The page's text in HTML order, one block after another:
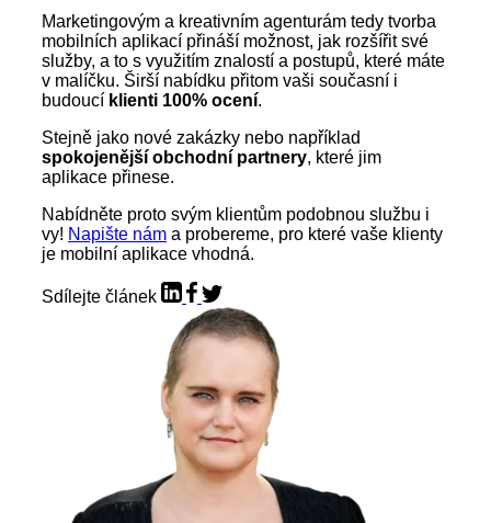
Marketingovým a kreativním agenturám tedy tvorba
mobilních aplikací přináší možnost, jak rozšířit své
služby, a to s využitím znalostí a postupů, které máte
v malíčku. Širší nabídku přitom vaši současní i
budoucí klienti 100% ocení.
Stejně jako nové zakázky nebo například
spokojenější obchodní partnery, které jim
aplikace přinese.
Nabídněte proto svým klientům podobnou službu i
vy! Napište nám a probereme, pro které vaše klienty
je mobilní aplikace vhodná.
Sdílejte článek